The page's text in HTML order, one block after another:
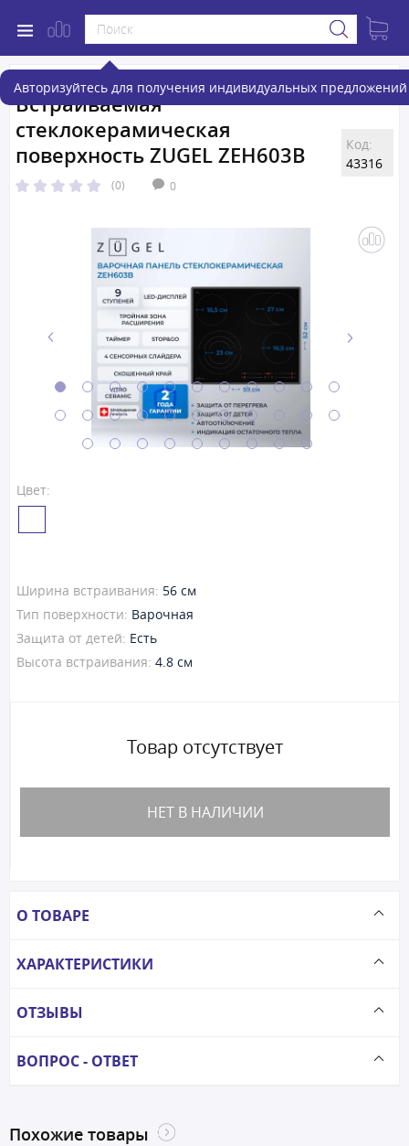
Авторизуйтесь для получения индивидуальных предложений
Встраиваемая
стеклокерамическая
поверхность ZUGEL ZEH603B
(0) 0
Код:
43316
Цвет:
Ширина встраивания: 56 см
Тип поверхности: Варочная
Защита от детей: Есть
Высота встраивания: 4.8 см
Товар отсутствует
НЕТ В НАЛИЧИИ
О ТОВАРЕ
ХАРАКТЕРИСТИКИ
ОТЗЫВЫ
ВОПРОС - ОТВЕТ
Похожие товары